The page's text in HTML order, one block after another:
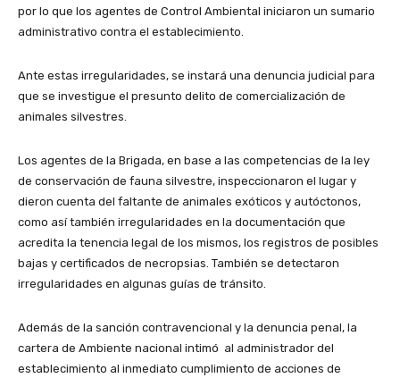
por lo que los agentes de Control Ambiental iniciaron un sumario
administrativo contra el establecimiento.
Ante estas irregularidades, se instará una denuncia judicial para
que se investigue el presunto delito de comercialización de
animales silvestres.
Los agentes de la Brigada, en base a las competencias de la ley
de conservación de fauna silvestre, inspeccionaron el lugar y
dieron cuenta del faltante de animales exóticos y autóctonos,
como así también irregularidades en la documentación que
acredita la tenencia legal de los mismos, los registros de posibles
bajas y certificados de necropsias. También se detectaron
irregularidades en algunas guías de tránsito.
Además de la sanción contravencional y la denuncia penal, la
cartera de Ambiente nacional intimó al administrador del
establecimiento al inmediato cumplimiento de acciones de